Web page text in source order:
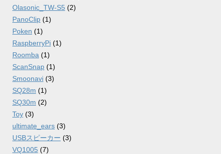
Olasonic_TW-S5 (2)
PanoClip (1)
Poken (1)
RaspberryPi (1)
Roomba (1)
ScanSnap (1)
Smoonavi (3)
SQ28m (1)
SQ30m (2)
Toy (3)
ultimate_ears (3)
USBスピーカー (3)
VQ1005 (7)